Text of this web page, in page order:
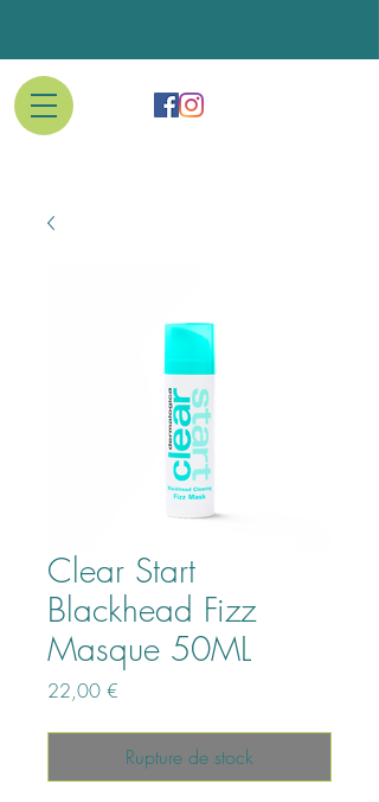
Clear Start
Blackhead Fizz
Masque 50ML
22,00 €
Rupture de stock